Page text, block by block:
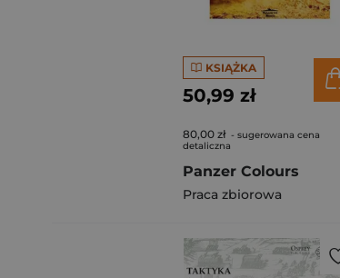
KSIĄŻKA
50,99 zł
80,00 zł - sugerowana cena
detaliczna
Panzer Colours
Praca zbiorowa